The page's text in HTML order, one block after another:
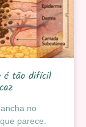
é tão difícil
no
parece.